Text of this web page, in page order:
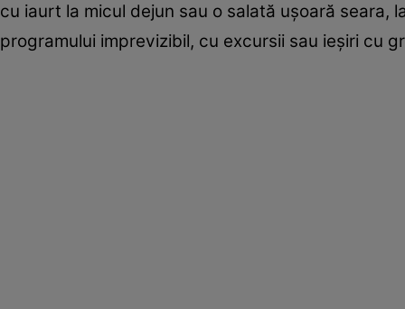
cu iaurt la micul dejun sau o salată uşoară seara,
programului imprevizibil, cu excursii sau ieşiri cu